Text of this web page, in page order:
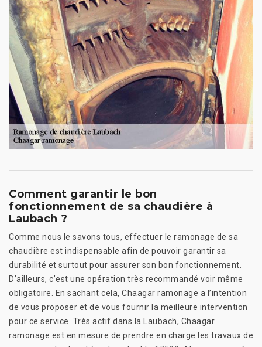
Comment garantir le bon
fonctionnement de sa chaudière à
Laubach ?
Comme nous le savons tous, effectuer le ramonage de sa
chaudière est indispensable afin de pouvoir garantir sa
durabilité et surtout pour assurer son bon fonctionnement.
D’ailleurs, c’est une opération très recommandé voir même
obligatoire. En sachant cela, Chaagar ramonage a l’intention
de vous proposer et de vous fournir la meilleure intervention
pour ce service. Très actif dans la Laubach, Chaagar
ramonage est en mesure de prendre en charge les travaux de